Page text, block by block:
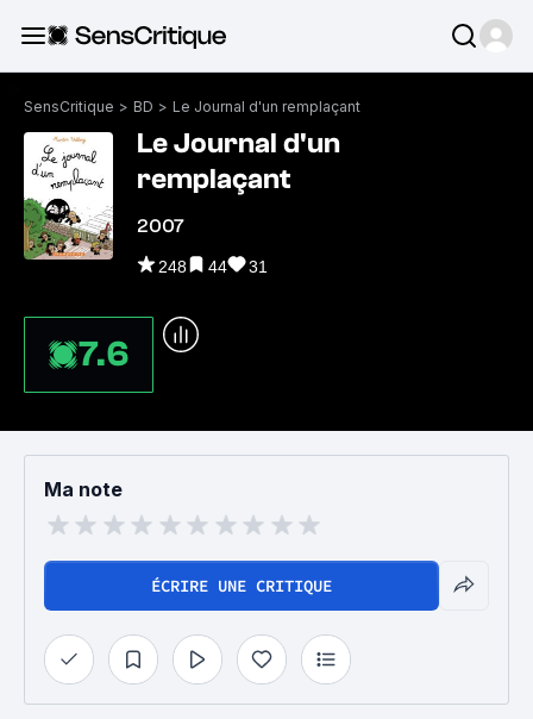
SensCritique > BD > Le Journal d'un remplaçant
Le Journal d'un
remplaçant
2007
248 44 31
7.6
Ma note
ÉCRIRE UNE CRITIQUE